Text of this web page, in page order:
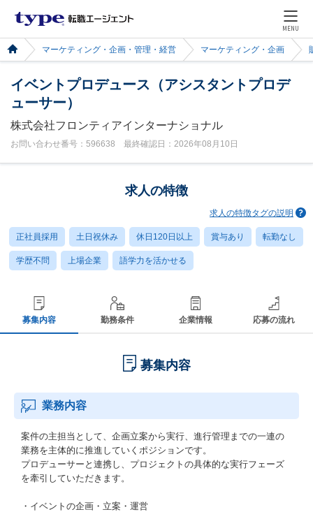
MENU
マーケティング・企画・管理・経営 マーケティング・企画
イベントプロデュース（アシスタントプロデ
ューサー）
株式会社フロンティアインターナショナル
お問い合わせ番号：596638 最終確認日：2026年08月10日
求人の特徴
求人の特徴タグの説明
正社員採用 土日祝休み 休日120日以上 賞与あり 転勤なし
学歴不問 上場企業 語学力を活かせる
募集内容 勤務条件 企業情報 応募の流れ
募集内容
業務内容
案件の主担当として、企画立案から実行、進行管理までの一連の
業務を主体的に推進していくポジションです。
プロデューサーと連携し、プロジェクトの具体的な実行フェーズ
を牽引していただきます。
・イベントの企画・立案・運営